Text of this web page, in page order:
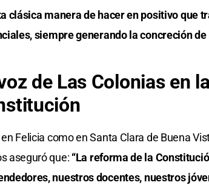
clásica manera de hacer en positivo que
siempre generando la concreción
de Las Colonias en
Felicia como en Santa Clara de Buena
aseguró que: “La reforma de la
nuestros docentes, nuestros